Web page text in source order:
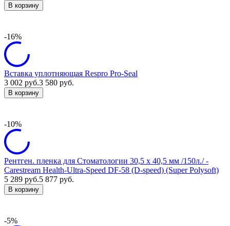
В корзину
-16%
Вставка уплотняющая Respro Pro-Seal
3 002 руб.3 580 руб.
В корзину
-10%
Рентген. пленка для Стоматологии 30,5 х 40,5 мм /150л./ -
Carestream Health-Ultra-Speed DF-58 (D-speed) (Super Polysoft)
5 289 руб.5 877 руб.
В корзину
-5%